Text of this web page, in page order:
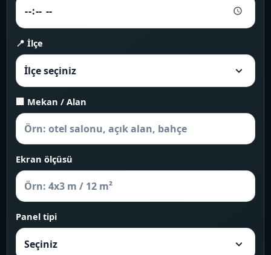
📍 İlçe
🏢 Mekan / Alan
Ekran ölçüsü
Panel tipi